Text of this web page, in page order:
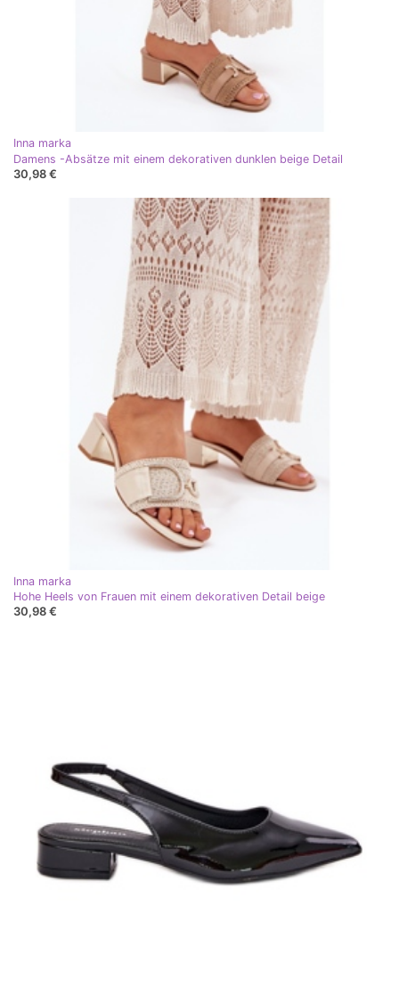
Inna marka
Damens -Absätze mit einem dekorativen dunklen beige Detail
30,98 €
Inna marka
Hohe Heels von Frauen mit einem dekorativen Detail beige
30,98 €